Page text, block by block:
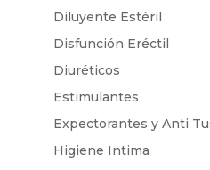
Diluyente Estéril
Disfunción Eréctil
Diuréticos
Estimulantes
Expectorantes y Anti
Higiene Intima